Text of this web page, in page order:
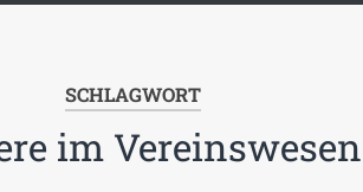
SCHLAGWORT
im Vereinswesen